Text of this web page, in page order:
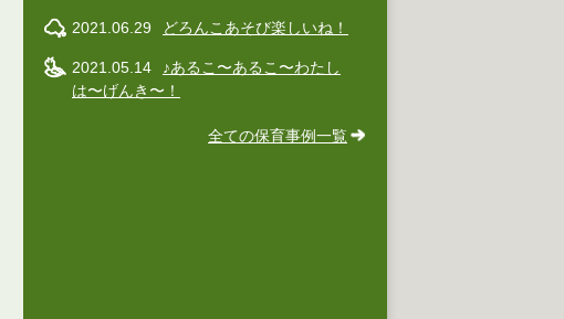
2021.06.29 どろんこあそび楽しいね！
2021.05.14
♪あるこ〜あるこ〜わたし
は〜げんき〜！
全ての保育事例一覧